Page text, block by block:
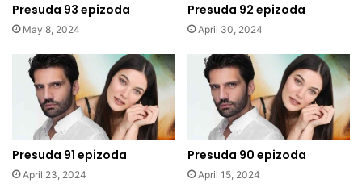
Presuda 93 epizoda
May 8, 2024
Presuda 92 epizoda
April 30, 2024
Presuda 91 epizoda
April 23, 2024
Presuda 90 epizoda
April 15, 2024